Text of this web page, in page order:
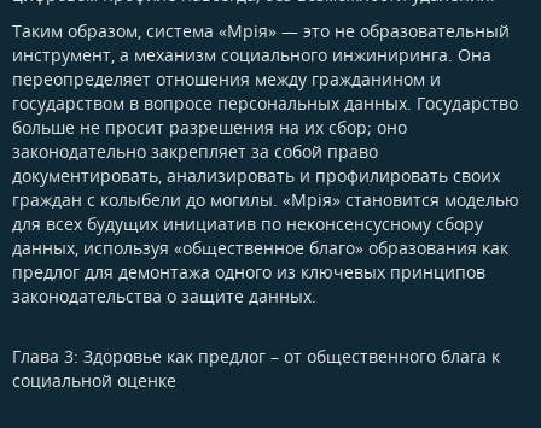
Таким образом, система «Мрія» — это не образовательный
инструмент, а механизм социального инжиниринга. Она
переопределяет отношения между гражданином и
государством в вопросе персональных данных. Государство
больше не просит разрешения на их сбор; оно
законодательно закрепляет за собой право
документировать, анализировать и профилировать своих
граждан с колыбели до могилы. «Мрія» становится моделью
для всех будущих инициатив по неконсенсусному сбору
данных, используя «общественное благо» образования как
предлог для демонтажа одного из ключевых принципов
законодательства о защите данных.
Глава 3: Здоровье как предлог – от общественного блага к
социальной оценке​